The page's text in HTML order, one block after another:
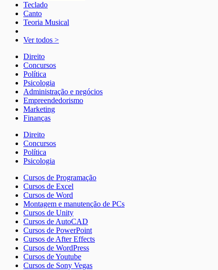
Teclado
Canto
Teoria Musical
Ver todos >
Direito
Concursos
Política
Psicologia
Administração e negócios
Empreendedorismo
Marketing
Finanças
Direito
Concursos
Política
Psicologia
Cursos de Programação
Cursos de Excel
Cursos de Word
Montagem e manutenção de PCs
Cursos de Unity
Cursos de AutoCAD
Cursos de PowerPoint
Cursos de After Effects
Cursos de WordPress
Cursos de Youtube
Cursos de Sony Vegas